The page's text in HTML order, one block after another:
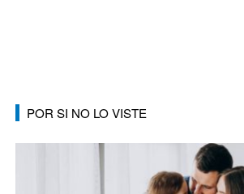
POR SI NO LO VISTE